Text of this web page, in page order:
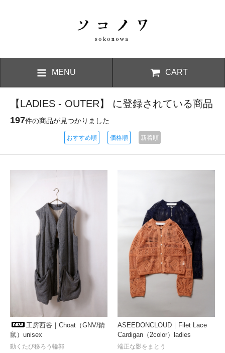
MENU CART
【LADIES - OUTER】 に登録されている商品
197件の商品が見つかりました
おすすめ順 価格順 新着順
工房西谷｜Choat（GNV/錆
鼠）unisex
動くたび移ろう輪郭
ASEEDONCLOUD｜Filet Lace
Cardigan（2color）ladies
端正な影をまとう